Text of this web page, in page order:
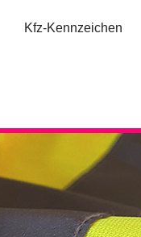
Kfz-Kennzeichen